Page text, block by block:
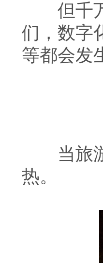
但千万
们，数字
等都会发
当旅游
热。